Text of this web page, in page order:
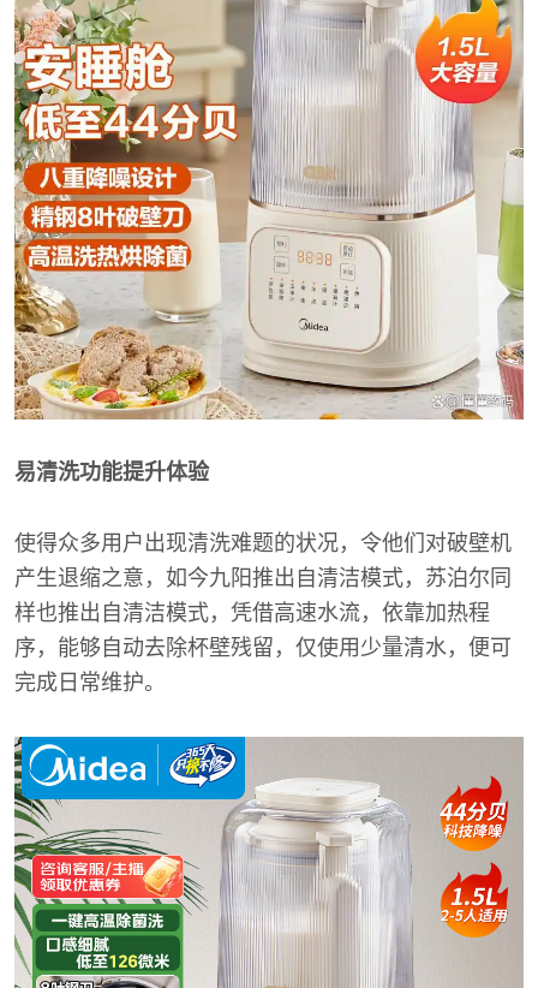
易清洗功能提升体验
使得众多用户出现清洗难题的状况，令他们对破壁机
产生退缩之意，如今九阳推出自清洁模式，苏泊尔同
样也推出自清洁模式，凭借高速水流，依靠加热程
序，能够自动去除杯壁残留，仅使用少量清水，便可
完成日常维护。